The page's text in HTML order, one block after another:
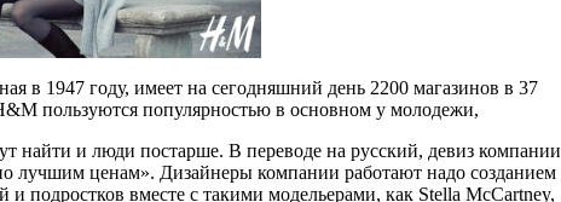
в 1947 году, имеет на сегодняшний день 2200 магазинов в 37
пользуются популярностью в основном у молодежи,
найти и люди постарше. В переводе на русский, девиз компании
лучшим ценам». Дизайнеры компании работают надо созданием
подростков вместе с такими модельерами, как Stella McCartney,